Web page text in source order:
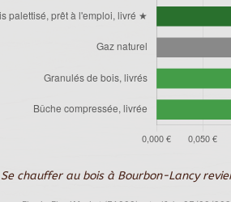
Se chauffer au bois à Bourbon-Lancy